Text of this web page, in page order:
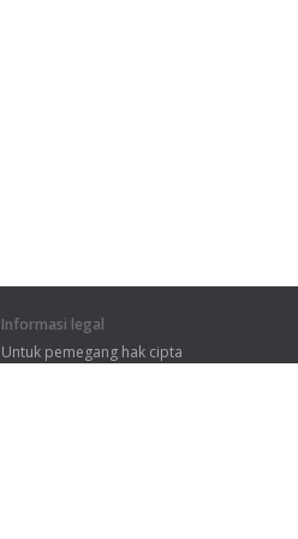
Informasi legal
Untuk pemegang hak cipta